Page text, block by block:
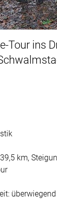
Tour ins
km,